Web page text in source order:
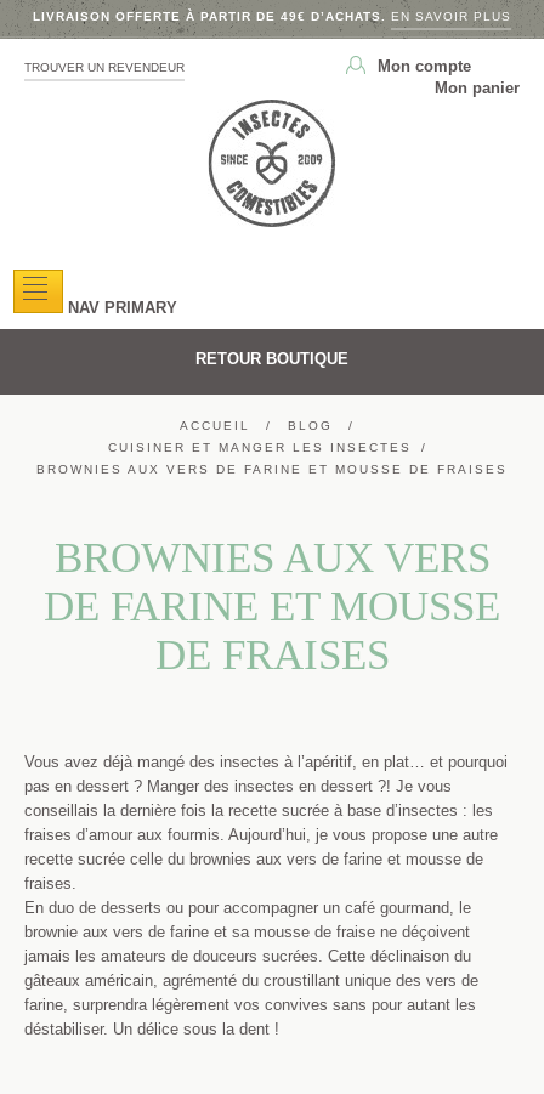
LIVRAISON OFFERTE À PARTIR DE 49€ D’ACHATS. EN SAVOIR PLUS
TROUVER UN REVENDEUR
Mon compte
Mon panier
NAV PRIMARY
RETOUR BOUTIQUE
ACCUEIL
BLOG
CUISINER ET MANGER LES INSECTES
BROWNIES AUX VERS DE FARINE ET MOUSSE DE FRAISES
BROWNIES AUX VERS
DE FARINE ET MOUSSE
DE FRAISES
Vous avez déjà mangé des insectes à l’apéritif, en plat… et pourquoi
pas en dessert ? Manger des insectes en dessert ?! Je vous
conseillais la dernière fois la recette sucrée à base d’insectes : les
fraises d’amour aux fourmis. Aujourd’hui, je vous propose une autre
recette sucrée celle du brownies aux vers de farine et mousse de
fraises.
En duo de desserts ou pour accompagner un café gourmand, le
brownie aux vers de farine et sa mousse de fraise ne déçoivent
jamais les amateurs de douceurs sucrées. Cette déclinaison du
gâteaux américain, agrémenté du croustillant unique des vers de
farine, surprendra légèrement vos convives sans pour autant les
déstabiliser. Un délice sous la dent !